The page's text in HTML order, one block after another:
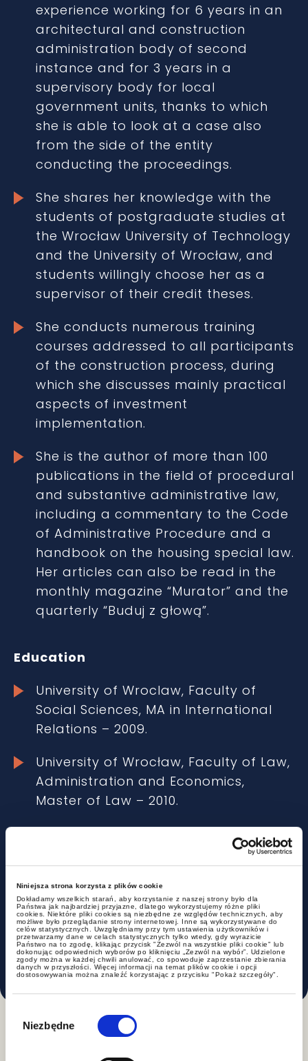
Niniejsza strona korzysta z plików cookie
Dokładamy wszelkich starań, aby korzystanie z naszej strony było dla
Państwa jak najbardziej przyjazne, dlatego wykorzystujemy różne pliki
cookies. Niektóre pliki cookies są niezbędne ze względów technicznych, aby
możliwe było przeglądanie strony internetowej. Inne są wykorzystywane do
celów statystycznych. Uwzględniamy przy tym ustawienia użytkowników i
przetwarzamy dane w celach statystycznych tylko wtedy, gdy wyrazicie
Państwo na to zgodę, klikając przycisk "Zezwól na wszystkie pliki cookie" lub
dokonując odpowiednich wyborów po kliknięciu „Zezwól na wybór”. Udzielone
zgody można w każdej chwili anulować, co spowoduje zaprzestanie zbierania
danych w przyszłości. Więcej informacji na temat plików cookie i opcji
dostosowywania można znaleźć korzystając z przycisku "Pokaż szczegóły".
zgody
Niezbędne
experience working for 6 years in an
architectural and construction
administration body of second
instance and for 3 years in a
supervisory body for local
government units, thanks to which
she is able to look at a case also
from the side of the entity
conducting the proceedings.
She shares her knowledge with the
students of postgraduate studies at
the Wrocław University of Technology
and the University of Wrocław, and
students willingly choose her as a
supervisor of their credit theses.
She conducts numerous training
courses addressed to all participants
of the construction process, during
which she discusses mainly practical
aspects of investment
implementation.
She is the author of more than 100
publications in the field of procedural
and substantive administrative law,
including a commentary to the Code
of Administrative Procedure and a
handbook on the housing special law.
Her articles can also be read in the
monthly magazine “Murator” and the
quarterly “Buduj z głową”.
Education
University of Wroclaw, Faculty of
Social Sciences, MA in International
Relations – 2009.
University of Wrocław, Faculty of Law,
Administration and Economics,
Master of Law – 2010.
University of Wrocław, Faculty of Law,
Administration and Economics,
Doctor of Laws – 2016.
Wrocław University of Technology,
Faculty of Civil Engineering Adjunct
Professor – since 2023.